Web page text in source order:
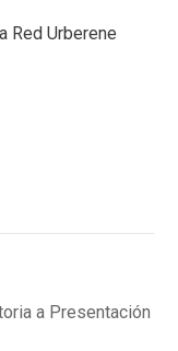
Red Urberene
a Presentación